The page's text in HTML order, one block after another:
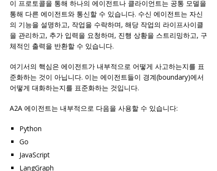
이 프로토콜을 통해 하나의 에이전트나 클라이언트는 공통 모델을
통해 다른 에이전트와 통신할 수 있습니다. 수신 에이전트는 자신
의 기능을 설명하고, 작업을 수락하며, 해당 작업의 라이프사이클
을 관리하고, 추가 입력을 요청하며, 진행 상황을 스트리밍하고, 구
체적인 출력을 반환할 수 있습니다.
여기서의 핵심은 에이전트가 내부적으로 어떻게 사고하는지를 표
준화하는 것이 아닙니다. 이는 에이전트들이 경계(boundary)에서
어떻게 대화하는지를 표준화하는 것입니다.
A2A 에이전트는 내부적으로 다음을 사용할 수 있습니다:
Python
Go
JavaScript
LangGraph